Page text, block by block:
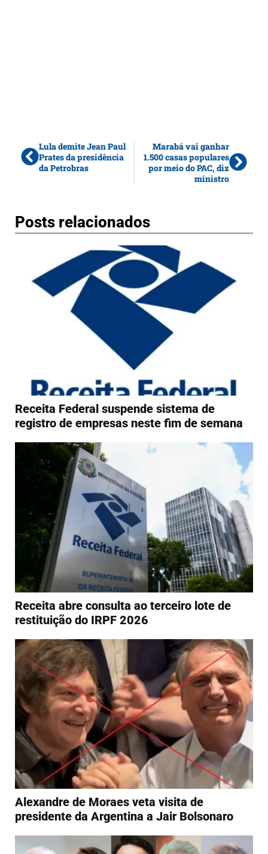
Lula demite Jean Paul
Prates da presidência
da Petrobras
Marabá vai ganhar
1.500 casas populares
por meio do PAC, diz
ministro
Posts relacionados
Receita Federal suspende sistema de
registro de empresas neste fim de semana
Receita abre consulta ao terceiro lote de
restituição do IRPF 2026
Alexandre de Moraes veta visita de
presidente da Argentina a Jair Bolsonaro